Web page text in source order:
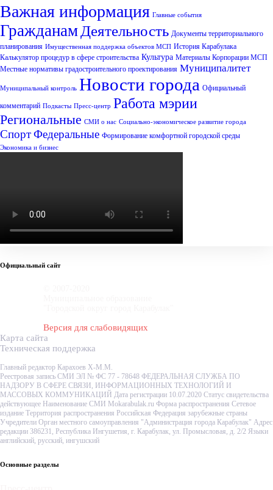
Важная информация Главные события
Гражданам Деятельность Документы территориального
планирования Имущественная поддержка объектов МСП История Карабулака
Калькулятор процедур в сфере строительства Культура Материалы Корпорации МСП
Местные нормативы градостроительного проектирования Муниципалитет
Муниципальный контроль Новости города Официальный
комментарий Подкасты Пресс-центр Работа мэрии
Региональные СМИ о нас Социально-экономическое развитие города
СпортФедеральные Формирование комфортной городской среды
Экономика и бизнес
Официальный сайт
Версия для слабовидящих
Карта сайта
Техническая поддержка
Главный редактор Карахоев Х-М.М.
Реестровая запись СМИ ЭЛ № ФС 77 - 78648 ФЕДЕРАЛЬНАЯ СЛУЖБА ПО
НАДЗОРУ В СФЕРЕ СВЯЗИ, ИНФОРМАЦИОННЫХ ТЕХНОЛОГИЙ И
МАССОВЫХ КОММУНИКАЦИЙ Дата регистрации 10.07.2020 Статус свидетельства
действующее Наименование СМИ Mokarabulak.ru Форма распространения Сетевое
издание Территория распространения Российская Федерация зарубежные страны
Учредители Орган местного самоуправления "Администрация города Карабулак" Адрес
редакции 386231, Республика Ингушетия, г. Карабулак, ул. Промысловая, д. 2/2 Языки
английский, русский, ингушский
Основные разделы